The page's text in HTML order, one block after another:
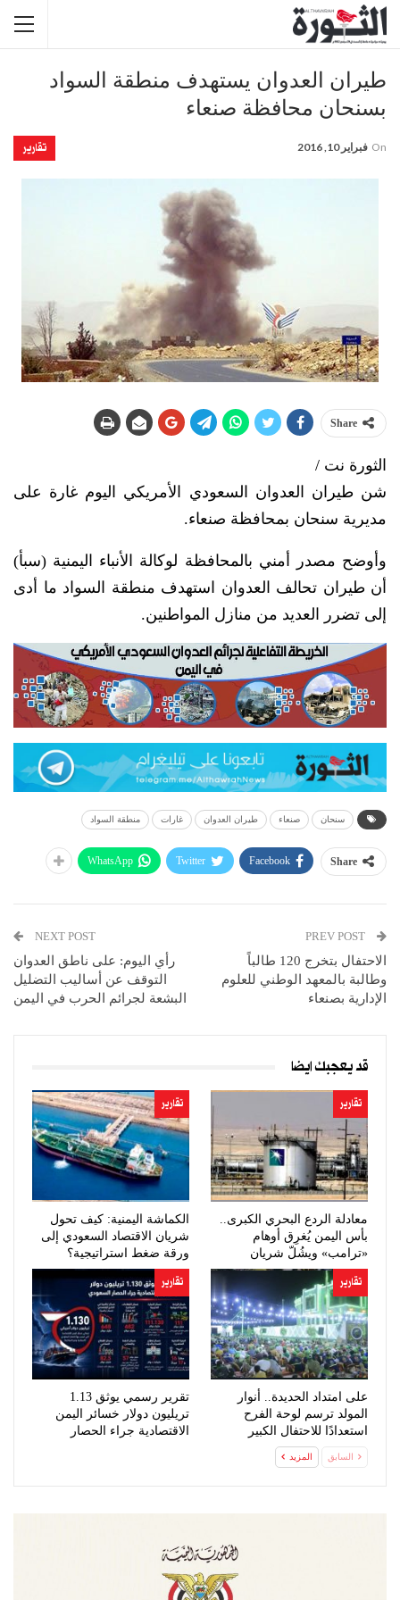
طيران العدوان يستهدف منطقة السواد
بسنحان محافظة صنعاء
تقارير On فبراير 10, 2016
Share
الثورة نت /
شن طيران العدوان السعودي الأمريكي اليوم غارة على
مديرية سنحان بمحافظة صنعاء.
وأوضح مصدر أمني بالمحافظة لوكالة الأنباء اليمنية (سبأ)
أن طيران تحالف العدوان استهدف منطقة السواد ما أدى
إلى تضرر العديد من منازل المواطنين.
سنحان صنعاء طيران العدوان غارات منطقة السواد
Share
Facebook
Twitter
WhatsApp
الاحتفال بتخرج 120 طالباً
وطالبة بالمعهد الوطني للعلوم
الإدارية بصنعاء
NEXT POST
رأي اليوم: على ناطق العدوان
التوقف عن أساليب التضليل
البشعة لجرائم الحرب في اليمن
قد يعجبك ايضا
تقارير
معادلة الردع البحري الكبرى..
بأس اليمن يُغرِق أوهام
«ترامب» ويشُلّ شريان
النفط…
تقارير
الكماشة اليمنية: كيف تحول
شريان الاقتصاد السعودي إلى
ورقة ضغط استراتيجية؟
تقارير
على امتداد الحديدة.. أنوار
المولد ترسم لوحة الفرح
استعدادًا للاحتفال الكبير
تقارير
تقرير رسمي يوثق 1.13
تريليون دولار خسائر اليمن
الاقتصادية جراء الحصار
السابق المزيد